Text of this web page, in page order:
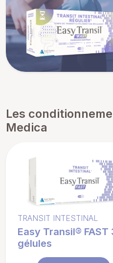
Les
Medica
TRANSIT INTESTINAL
Easy Transil® FAST
gélules